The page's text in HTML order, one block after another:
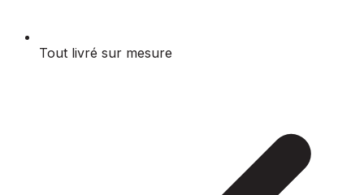
Tout livré sur mesure